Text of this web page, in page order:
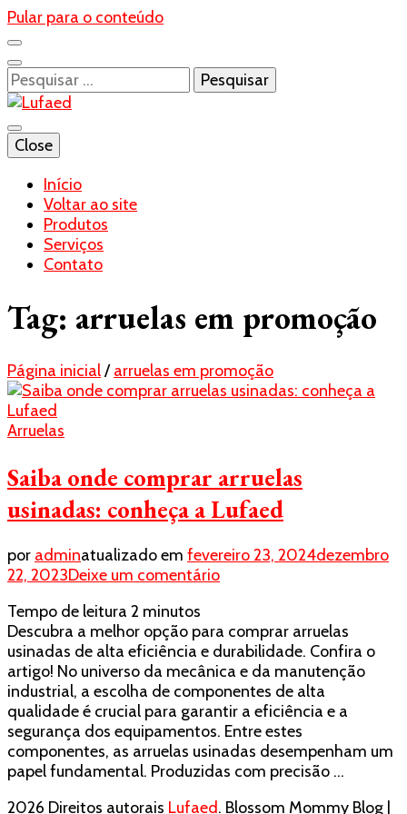
Pular para o conteúdo
Pesquisar
por:
Lufaed
Blog- Lufaed
Close
Início
Voltar ao site
Produtos
Serviços
Contato
Tag: arruelas em promoção
Página inicial/ arruelas em promoção
Arruelas
Saiba onde comprar arruelas
usinadas: conheça a Lufaed
por adminatualizado em fevereiro 23, 2024dezembro
22, 2023Deixe um comentárioem
comprar
arruelas
usinadas:
conheça
a
Lufaed
Tempo de leitura 2 minutos
Descubra a melhor opção para comprar arruelas
usinadas de alta eficiência e durabilidade. Confira o
artigo! No universo da mecânica e da manutenção
industrial, a escolha de componentes de alta
qualidade é crucial para garantir a eficiência e a
segurança dos equipamentos. Entre estes
componentes, as arruelas usinadas desempenham um
papel fundamental. Produzidas com precisão …
2026 Direitos autorais Lufaed. Blossom Mommy Blog |